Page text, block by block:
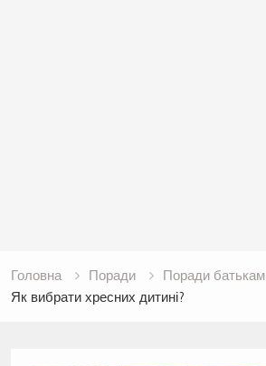
Головна Поради
Поради батькам
Як вибрати хресних дитині?